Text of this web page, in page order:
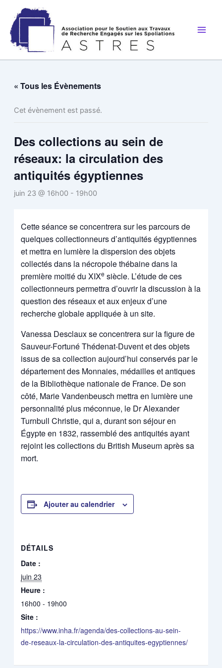
contenu
« Tous les Évènements
Cet évènement est passé.
Des collections au sein de
réseaux: la circulation des
antiquités égyptiennes
juin 23 @ 16h00 - 19h00
Cette séance se concentrera sur les parcours de
quelques collectionneurs d’antiquités égyptiennes
et mettra en lumière la dispersion des objets
collectés dans la nécropole thébaine dans la
première moitié du XIXe siècle. L’étude de ces
collectionneurs permettra d’ouvrir la discussion à la
question des réseaux et aux enjeux d’une
recherche globale appliquée à un site.
Vanessa Desclaux se concentrera sur la figure de
Sauveur-Fortuné Thédenat-Duvent et des objets
issus de sa collection aujourd’hui conservés par le
département des Monnaies, médailles et antiques
de la Bibliothèque nationale de France. De son
côté, Marie Vandenbeusch mettra en lumière une
personnalité plus méconnue, le Dr Alexander
Turnbull Christie, qui a, durant son séjour en
Égypte en 1832, rassemblé des antiquités ayant
rejoint les collections du British Museum après sa
mort.
Ajouter au calendrier
DÉTAILS
Date :
juin 23
Heure :
16h00 - 19h00
Site :
https://www.inha.fr/agenda/des-collections-au-sein-
de-reseaux-la-circulation-des-antiquites-egyptiennes/